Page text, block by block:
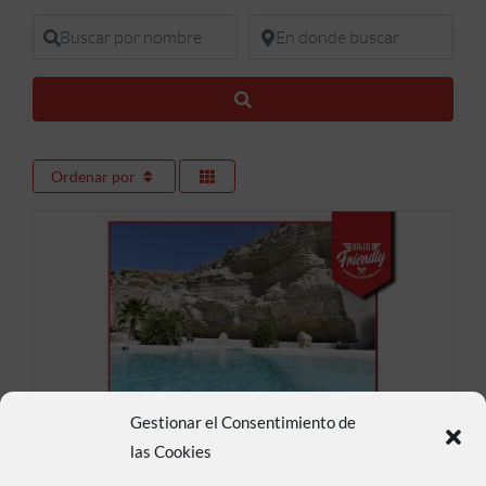
Gestionar el Consentimiento de
las Cookies
Buscar por nombre En donde buscar
Ordenar por
Cueva Aventura